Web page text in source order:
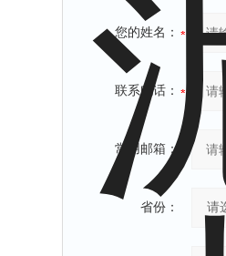
您的姓名：
联系电话：
常用邮箱：
省份：